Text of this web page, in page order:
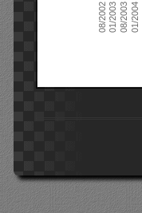
08/200201/200308/200301/2004